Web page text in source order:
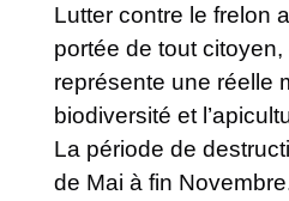
Lutter contre le frelon
portée de tout citoyen,
représente une réelle
biodiversité et
La période de
de Mai à fin